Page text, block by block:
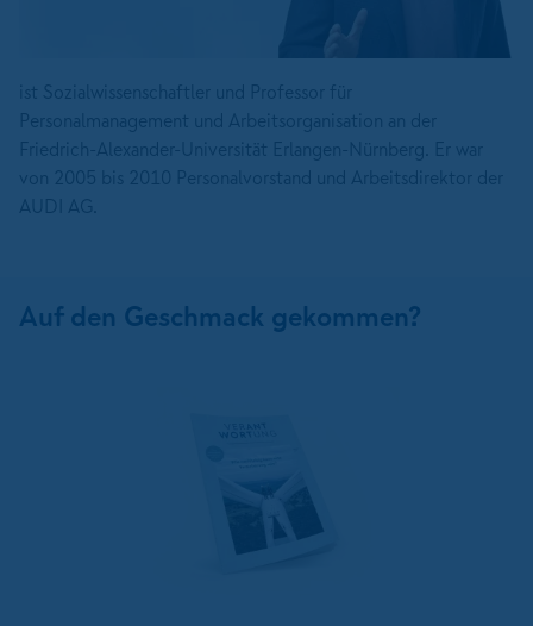
Auf den Geschmack gekommen?